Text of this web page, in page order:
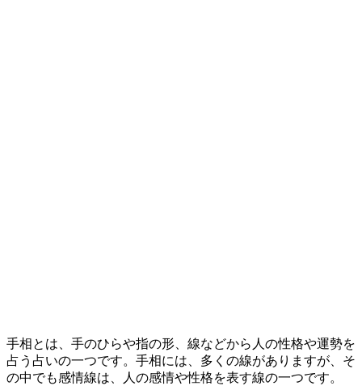
手相とは、手のひらや指の形、線などから人の性格や運勢を
占う占いの一つです。手相には、多くの線がありますが、そ
の中でも感情線は、人の感情や性格を表す線の一つです。